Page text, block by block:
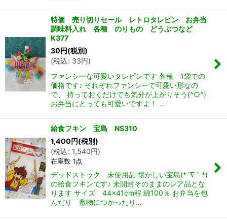
特価 売り切りセール レトロタレピン お弁当
調味料入れ 各種 のりもの どうぶつなど
K377
30円(税別)
(税込: 33円)
ファンシーな可愛いタレピンです 各種 1袋での
価格です♪ それぞれファンシーで可愛い形なの
で、 持っておくだけでも気分が上がりそう(^○^)
お弁当にとっても可愛いですよ！ …
給食フキン 宝島 NS310
1,400円(税別)
(税込: 1,540円)
在庫数 1点
デッドストック 未使用品 懐かしい宝島(*´∇｀*)
の給食フキンです♪ 未開封そのままのレア品とな
ります サイズ 44×41cm程 綿100％ お弁当を包
んだり 敷物につかったり…